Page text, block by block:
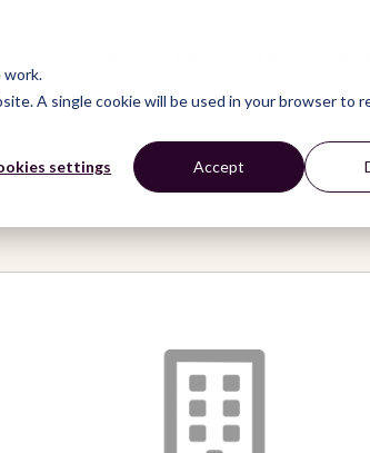
work.
A single cookie will be used in your browser to
settings Accept